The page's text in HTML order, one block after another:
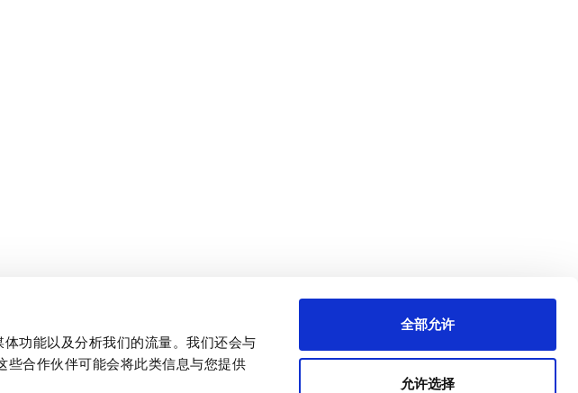
功能以及分析我们的流量。我们还会与
些合作伙伴可能会将此类信息与您提供
全部允许
允许选择